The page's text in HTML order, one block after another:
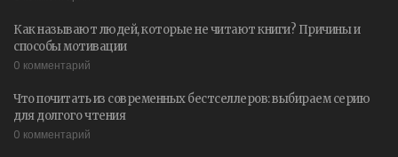
Как называют людей, которые не читают книги? Причины и
способы мотивации
0 комментарий
Что почитать из современных бестселлеров: выбираем серию
для долгого чтения
0 комментарий